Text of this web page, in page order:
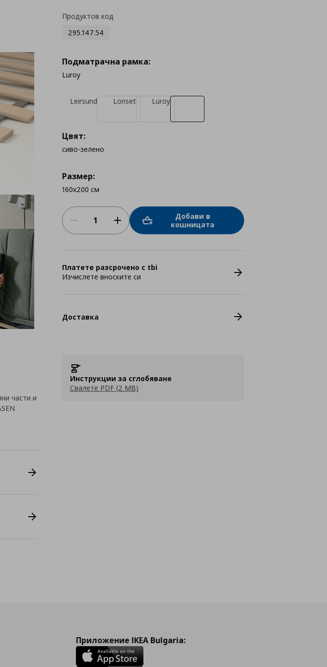
Продуктов код
295.147.54
Подматрачна рамка:
Luroy
Leirsund Lonset Luroy
Цвят:
сиво-зелено
Размер:
160x200 см
Добави в
кошницата
Платете разсрочено с tbi
Изчислете вноските си
Доставка
Инструкции за сглобяване
Свалете PDF (2 MB)
части и
Приложение IKEA Bulgaria: